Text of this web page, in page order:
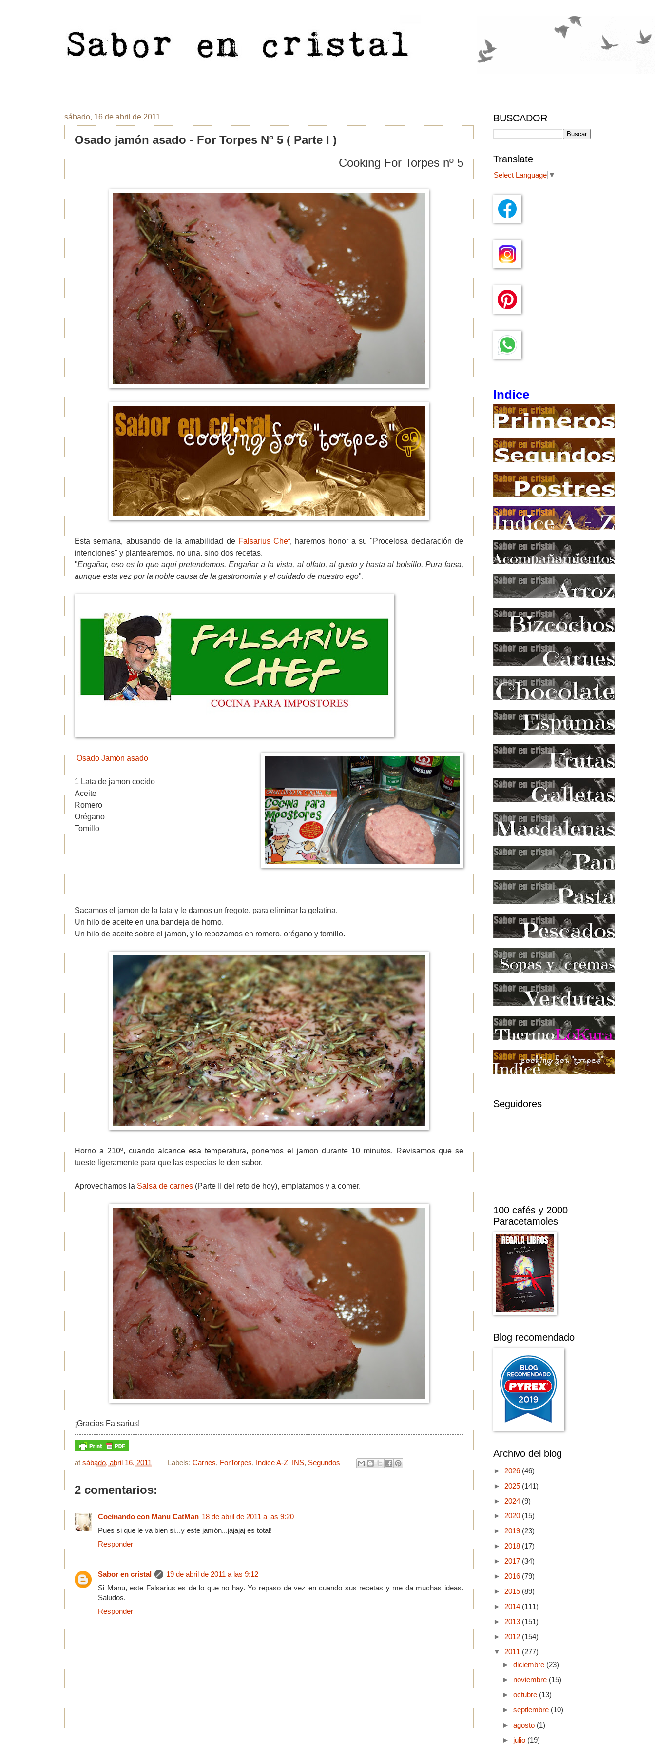
sábado, 16 de abril de 2011
Osado jamón asado - For Torpes Nº 5 ( Parte I )
Cooking For Torpes nº 5
Esta semana, abusando de la amabilidad de Falsarius Chef, haremos honor a su "Procelosa declaración de
intenciones" y plantearemos, no una, sino dos recetas.
"Engañar, eso es lo que aquí pretendemos. Engañar a la vista, al olfato, al gusto y hasta al bolsillo. Pura farsa,
aunque esta vez por la noble causa de la gastronomía y el cuidado de nuestro ego".
Osado Jamón asado
1 Lata de jamon cocido
Aceite
Romero
Orégano
Tomillo
Sacamos el jamon de la lata y le damos un fregote, para eliminar la gelatina.
Un hilo de aceite en una bandeja de horno.
Un hilo de aceite sobre el jamon, y lo rebozamos en romero, orégano y tomillo.
Horno a 210º, cuando alcance esa temperatura, ponemos el jamon durante 10 minutos. Revisamos que se
tueste ligeramente para que las especias le den sabor.
Aprovechamos la Salsa de carnes (Parte II del reto de hoy), emplatamos y a comer.
¡Gracias Falsarius!
at sábado, abril 16, 2011 Labels:Carnes, ForTorpes, Indice A-Z, INS, Segundos
2 comentarios:
Cocinando con Manu CatMan 18 de abril de 2011 a las 9:20
Pues si que le va bien si...y este jamón...jajajaj es total!
Responder
Sabor en cristal
19 de abril de 2011 a las 9:12
Si Manu, este Falsarius es de lo que no hay. Yo repaso de vez en cuando sus recetas y me da muchas ideas.
Saludos.
Responder
BUSCADOR
Translate
Select Language ▼
Indice
Seguidores
100 cafés y 2000
Paracetamoles
Blog recomendado
Archivo del blog
► 2026 (46)
► 2025 (141)
► 2024 (9)
► 2020 (15)
► 2019 (23)
► 2018 (17)
► 2017 (34)
► 2016 (79)
► 2015 (89)
► 2014 (111)
► 2013 (151)
► 2012 (154)
▼ 2011 (277)
► diciembre (23)
► noviembre (15)
► octubre (13)
► septiembre (10)
► agosto (1)
► julio (19)